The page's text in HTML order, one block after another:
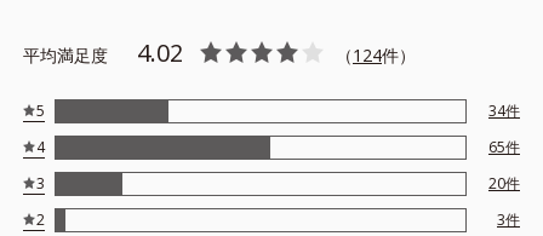
*2=ヨクイニンエキス *3=チャエキス（１） *4=水溶性コラーゲン
※敏感肌対象パッチテスト済み（すべての人に皮膚刺激がおきない
というわけではありません）
ことではありません。
平均満足度 4.02 （124件）
5 34件
4
65件
3
20件
2
3件